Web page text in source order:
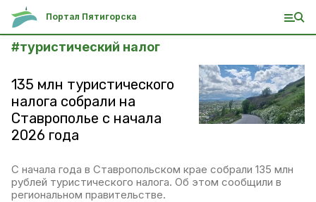
Портал Пятигорска
#туристический налог
135 млн туристического
налога собрали на
Ставрополье с начала
2026 года
С начала года в Ставропольском крае собрали 135 млн
рублей туристического налога. Об этом сообщили в
региональном правительстве.